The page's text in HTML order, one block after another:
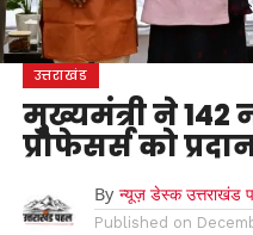
उत्तराखंड
मुख्यमंत्री ने 142
प्रोफेसर्स को
By न्यूज़ डेस्क उत्तराखंड
Published on